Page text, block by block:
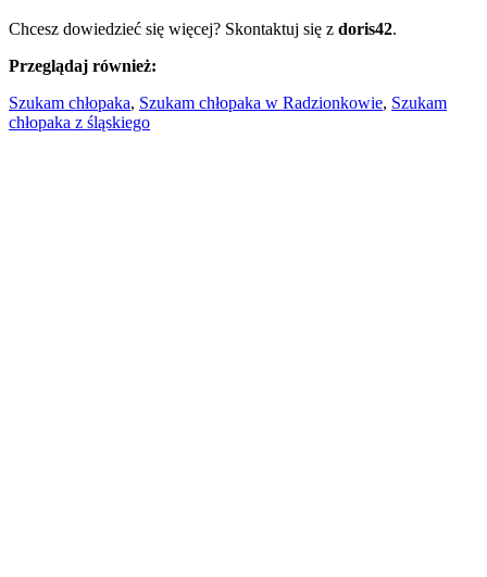
Chcesz dowiedzieć się więcej? Skontaktuj się z doris42.
Przeglądaj również:
Szukam chłopaka, Szukam chłopaka w Radzionkowie, Szukam
chłopaka z śląskiego